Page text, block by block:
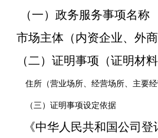
（一）政务服务事项名称
市场主体（内资企业、外
（二）证明事项（证明材
住所（营业场所、经营场所、主要经
（三）证明事项设定依据
《中华人民共和国公司